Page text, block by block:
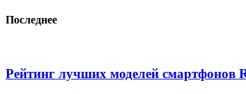
Последнее
Рейтинг лучших моделей смартфонов